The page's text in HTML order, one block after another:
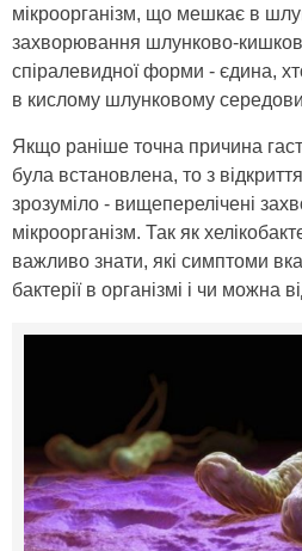
мікроорганізм, що мешкає в
захворювання шлунково-
спіралевидної форми - єдина,
в кислому шлунковому
Якщо раніше точна причина
була встановлена, то з
зрозуміло - вищеперелічені
мікроорганізм. Так як
важливо знати, які симптоми
бактерії в організмі і чи можна